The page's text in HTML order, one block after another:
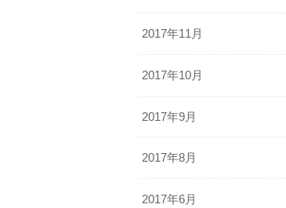
2017年11月
2017年10月
2017年9月
2017年8月
2017年6月